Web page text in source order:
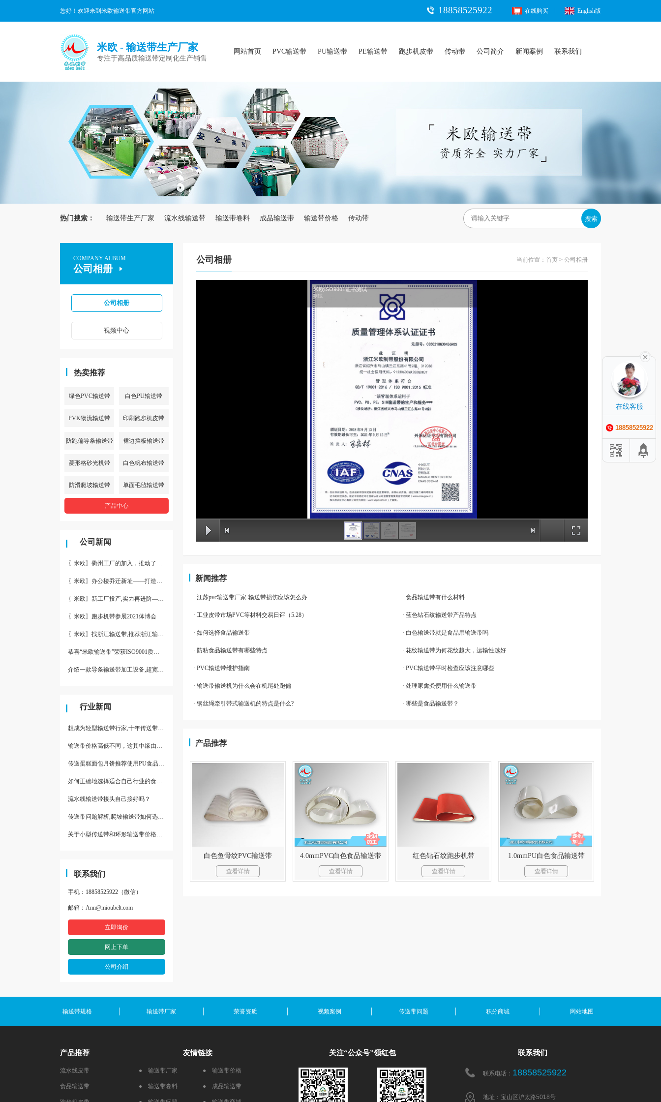
您好！欢迎来到米欧输送带官方网站 18858525922 在线购买 English版
米欧 - 输送带生产厂家
专注于高品质输送带定制化生产销售
网站首页 PVC输送带 PU输送带 PE输送带 跑步机皮带 传动带 公司简介 新闻案例 联系我们
热门搜索： 输送带生产厂家 流水线输送带 输送带卷料 成品输送带 输送带价格 传动带 搜索
COMPANY ALBUM
公司相册
公司相册
视频中心
热卖推荐
绿色PVC输送带 白色PU输送带
PVK物流输送带 印刷跑步机皮带
防跑偏导条输送带 裙边挡板输送带
菱形格砂光机带 白色帆布输送带
防滑爬坡输送带 单面毛毡输送带
产品中心
公司新闻
〖米欧〗衢州工厂的加入，推动了产能更节约了成本。
〖米欧〗办公楼乔迁新址——打造新起点 再著新篇章
〖米欧〗新工厂投产,实力再进阶—米欧带业衢州工厂投产并平稳运
〖米欧〗跑步机带参展2021体博会
〖米欧〗找浙江输送带,推荐浙江输送带生产厂家“米欧”
恭喜“米欧输送带”荣获ISO9001质量体系认证
介绍一款导条输送带加工设备,超宽输送带利器
行业新闻
想成为轻型输送带行家,十年传送带师傅教你三招
输送带价格高低不同，这其中缘由你清楚了吗
传送蛋糕面包月饼推荐使用PU食品级输送带
如何正确地选择适合自己行业的食品输送带
流水线输送带接头自己接好吗？
传送带问题解析,爬坡输送带如何选择,推荐一款防滑输送带
关于小型传送带和环形输送带价格，他们有什么区别点。
联系我们
手机：18858525922（微信）
邮箱：Ann@mioubelt.com
立即询价
网上下单
公司介绍
公司相册 当前位置： 首页 > 公司相册
米欧ISO9001证书测试
测试
新闻推荐
· 江苏pvc输送带厂家-输送带损伤应该怎么办 · 食品输送带有什么材料
· 工业皮带市场PVC等材料交易日评（5.28） · 蓝色钻石纹输送带产品特点
· 如何选择食品输送带 · 白色输送带就是食品用输送带吗
· 防粘食品输送带有哪些特点 · 花纹输送带为何花纹越大，运输性越好
· PVC输送带维护指南 · PVC输送带平时检查应该注意哪些
· 输送带输送机为什么会在机尾处跑偏 · 处理家禽粪便用什么输送带
· 钢丝绳牵引带式输送机的特点是什么? · 哪些是食品输送带？
产品推荐
白色鱼骨纹PVC输送带
查看详情
4.0mmPVC白色食品输送带
查看详情
红色钻石纹跑步机带
查看详情
1.0mmPU白色食品输送带
查看详情
输送带规格 输送带厂家 荣誉资质 视频案例 传送带问题 积分商城 网站地图
产品推荐
流水线皮带
食品输送带
友情链接
● 输送带厂家 ● 输送带价格
● 输送带卷料 ● 成品输送带
关注“公众号”领红包 联系我们
联系电话： 18858525922
地址：宝山区沪太路5018号
在线客服
18858525922